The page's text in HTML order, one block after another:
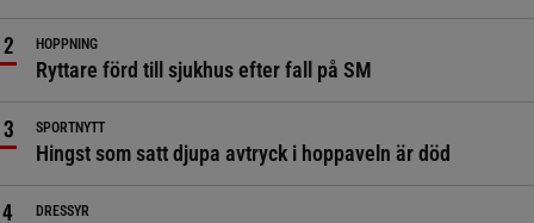
HOPPNING
Ryttare förd till sjukhus efter fall på SM
SPORTNYTT
Hingst som satt djupa avtryck i hoppaveln är död
DRESSYR